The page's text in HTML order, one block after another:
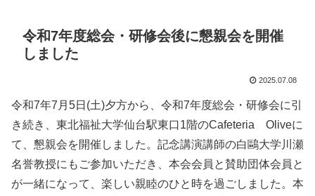
令和7年度総会・研修会後に懇親会を開催
しました
2025.07.08
令和7年7月5日(土)夕方から、令和7年度総会・研修会に引
き続き、東北福祉大学仙台駅東口1階のCafeteria Oliveに
て、懇親会を開催しました。記念講演講師の白鷗大学川瀬
名誉教授にもご参加いただき、本会会員と賛助団体会員と
が一緒になって、楽しい親睦のひと時を過ごしました。本